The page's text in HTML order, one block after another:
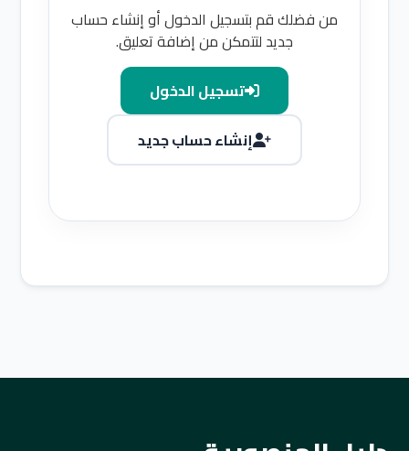
من فضلك قم بتسجيل الدخول أو إنشاء حساب
جديد لتتمكن من إضافة تعليق.
تسجيل الدخول
إنشاء حساب جديد